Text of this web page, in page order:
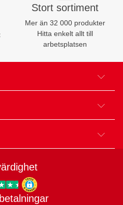
Stort sortiment
Mer än 32 000 produkter
Hitta enkelt allt till
arbetsplatsen
Trygg E-handel